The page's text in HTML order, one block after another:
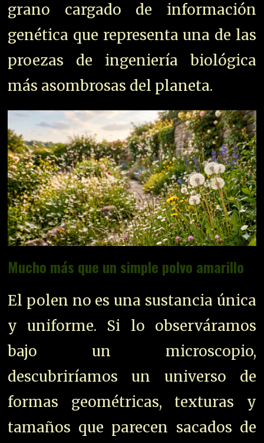
grano cargado de información
genética que representa una de las
proezas de ingeniería biológica
más asombrosas del planeta.
Mucho más que un simple polvo amarillo
El polen no es una sustancia única
y uniforme. Si lo observáramos
bajo un microscopio,
descubriríamos un universo de
formas geométricas, texturas y
tamaños que parecen sacados de